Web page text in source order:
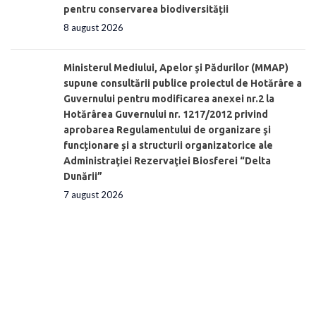
pentru conservarea biodiversității
8 august 2026
Ministerul Mediului, Apelor şi Pădurilor (MMAP)
supune consultării publice proiectul de Hotărâre a
Guvernului pentru modificarea anexei nr.2 la
Hotărârea Guvernului nr. 1217/2012 privind
aprobarea Regulamentului de organizare şi
funcționare și a structurii organizatorice ale
Administraţiei Rezervaţiei Biosferei “Delta
Dunării”
7 august 2026